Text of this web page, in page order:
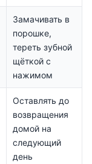
Замачивать в
порошке,
тереть зубной
щёткой с
нажимом
Оставлять до
возвращения
домой на
следующий
день